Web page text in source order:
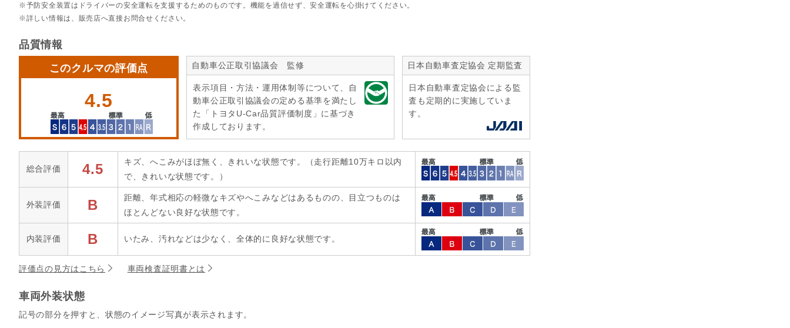
予防安全装置はドライバーの安全運転を支援するためのものです。機能を過信せず、安全運転を心掛けてください。
詳しい情報は、販売店へ直接お問合せください。
品質情報
このクルマの評価点
4.5
自動車公正取引協議会 監修
表示項目・方法・運用体制等について、自
動車公正取引協議会の定める基準を満たし
た「トヨタU-Car品質評価制度」に基づき
作成しております。
日本自動車査定協会 定期監査
日本自動車査定協会による監
査も定期的に実施していま
す。
総合評価 4.5
キズ、へこみがほぼ無く、きれいな状態です。（走行距離10万キロ以内
で、きれいな状態です。）
外装評価 B
距離、年式相応の軽微なキズやへこみなどはあるものの、目立つものは
ほとんどない良好な状態です。
内装評価 B いたみ、汚れなどは少なく、全体的に良好な状態です。
評価点の見方はこちら 車両検査証明書とは
車両外装状態
記号の部分を押すと、状態のイメージ写真が表示されます。